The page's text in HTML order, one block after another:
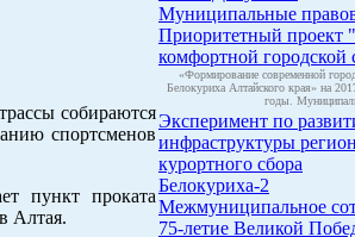
собираются
спортсменов
пункт проката
Алтая.
Муниципальные
Приоритетный проект
комфортной городской
«Формирование современной
Белокуриха Алтайского края» на
годы.
Эксперимент по
инфраструктуры
курортного сбора
Белокуриха-2
Межмуниципальное
75-летие Великой